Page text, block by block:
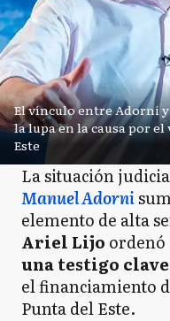
El vínculo entre Adorni
la lupa en la causa por
Este
La situación
Manuel Adorni
elemento de alta
Ariel Lijo ordenó
una testigo clave
el financiamiento
Punta del Este.